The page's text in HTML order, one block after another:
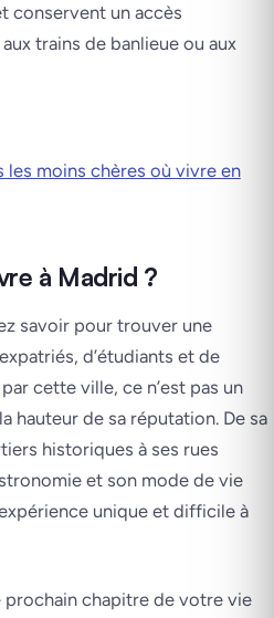
conservent un accès
trains de banlieue ou aux
les moins chères où vivre en
à Madrid ?
savoir pour trouver une
d’étudiants et de
cette ville, ce n’est pas un
hauteur de sa réputation. De sa
historiques à ses rues
et son mode de vie
unique et difficile à
prochain chapitre de votre vie